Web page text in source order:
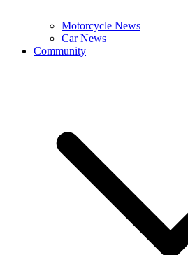
Motorcycle News
Car News
Community